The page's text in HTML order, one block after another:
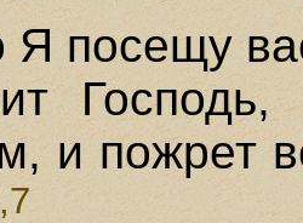
Я посещу
и пожрет